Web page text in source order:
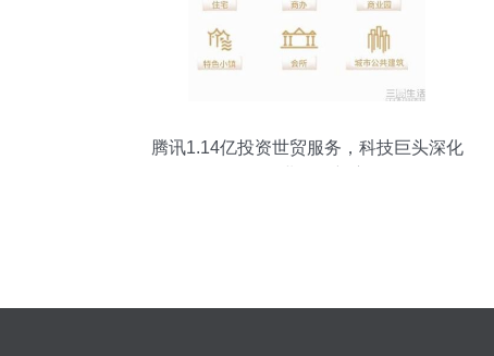
腾讯1.14亿投资世贸服务，科技巨头深化